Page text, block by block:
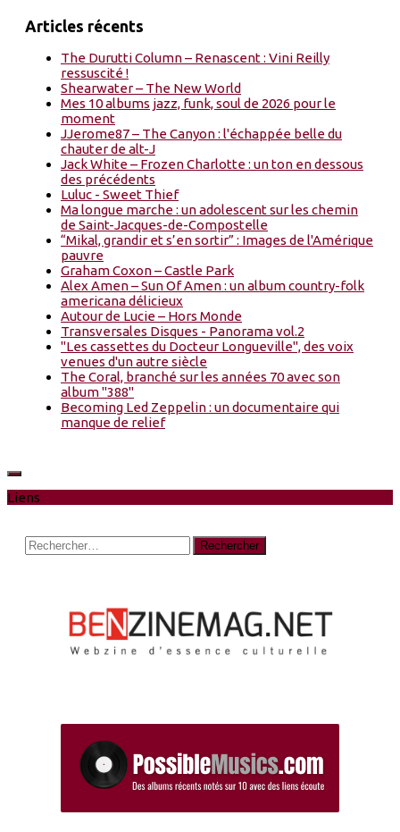
Articles récents
The Durutti Column – Renascent : Vini Reilly
ressuscité !
Shearwater – The New World
Mes 10 albums jazz, funk, soul de 2026 pour le
moment
JJerome87 – The Canyon : l'échappée belle du
chauter de alt-J
Jack White – Frozen Charlotte : un ton en dessous
des précédents
Luluc - Sweet Thief
Ma longue marche : un adolescent sur les chemin
de Saint-Jacques-de-Compostelle
“Mikal, grandir et s’en sortir” : Images de l'Amérique
pauvre
Graham Coxon – Castle Park
Alex Amen – Sun Of Amen : un album country-folk
americana délicieux
Autour de Lucie – Hors Monde
Transversales Disques - Panorama vol.2
"Les cassettes du Docteur Longueville", des voix
venues d'un autre siècle
The Coral, branché sur les années 70 avec son
album "388"
Becoming Led Zeppelin : un documentaire qui
manque de relief
Liens
Rechercher :